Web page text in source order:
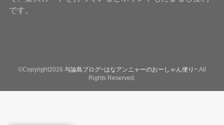
です。
©Copyright2026 与論島ブログ~はなアンニャーのおーしゃん便り~ .All
Rights Reserved.